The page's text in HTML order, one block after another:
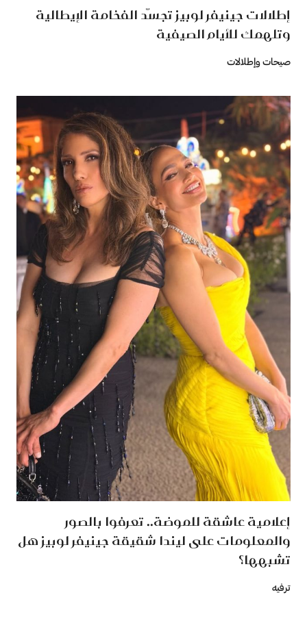
إطلالات جينيفر لوبيز تجسّد الفخامة الإيطالية
وتلهمك للأيام الصيفية
صيحات وإطلالات
إعلامية عاشقة للموضة.. تعرفوا بالصور
والمعلومات على ليندا شقيقة جينيفر لوبيز هل
تشبهها؟
ترفيه